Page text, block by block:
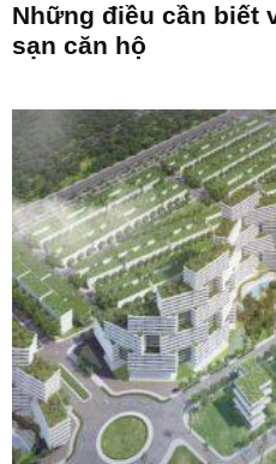
Những điều cần biết
sạn căn hộ